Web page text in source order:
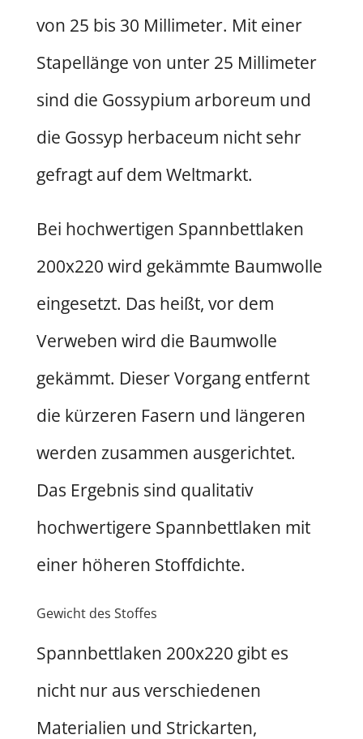
von 25 bis 30 Millimeter. Mit einer
Stapellänge von unter 25 Millimeter
sind die Gossypium arboreum und
die Gossyp herbaceum nicht sehr
gefragt auf dem Weltmarkt.
Bei hochwertigen Spannbettlaken
200x220 wird gekämmte Baumwolle
eingesetzt. Das heißt, vor dem
Verweben wird die Baumwolle
gekämmt. Dieser Vorgang entfernt
die kürzeren Fasern und längeren
werden zusammen ausgerichtet.
Das Ergebnis sind qualitativ
hochwertigere Spannbettlaken mit
einer höheren Stoffdichte.
Gewicht des Stoffes
Spannbettlaken 200x220 gibt es
nicht nur aus verschiedenen
Materialien und Strickarten,